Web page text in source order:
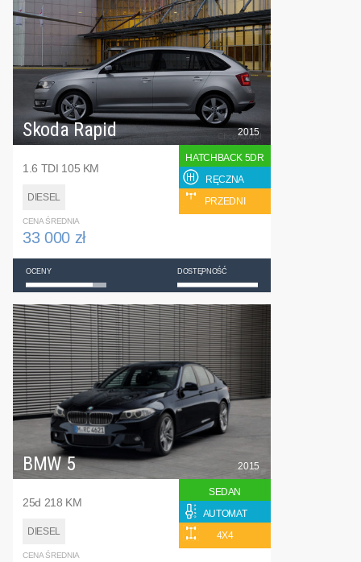
Skoda Rapid
1.6 TDI 105 KM
DIESEL
2015
HATCHBACK 5DR
RĘCZNA
PRZEDNI
CENA ŚREDNIA
33 000 zł
OCENY DOSTĘPNOŚĆ
BMW 5
25d 218 KM
DIESEL
2015
SEDAN
AUTOMAT
4X4
CENA ŚREDNIA